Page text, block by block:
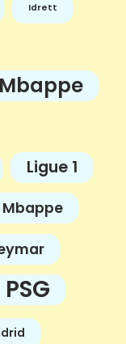
Idrett
Ligue 1
Mbappe
PSG